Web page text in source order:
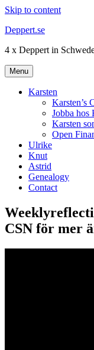
Skip to content
Deppert.se
4 x Deppert in
Menu
Karsten
Karsten’s
Jobba hos
Karsten
Open
Ulrike
Knut
Astrid
Genealogy
Contact
CSN för mer